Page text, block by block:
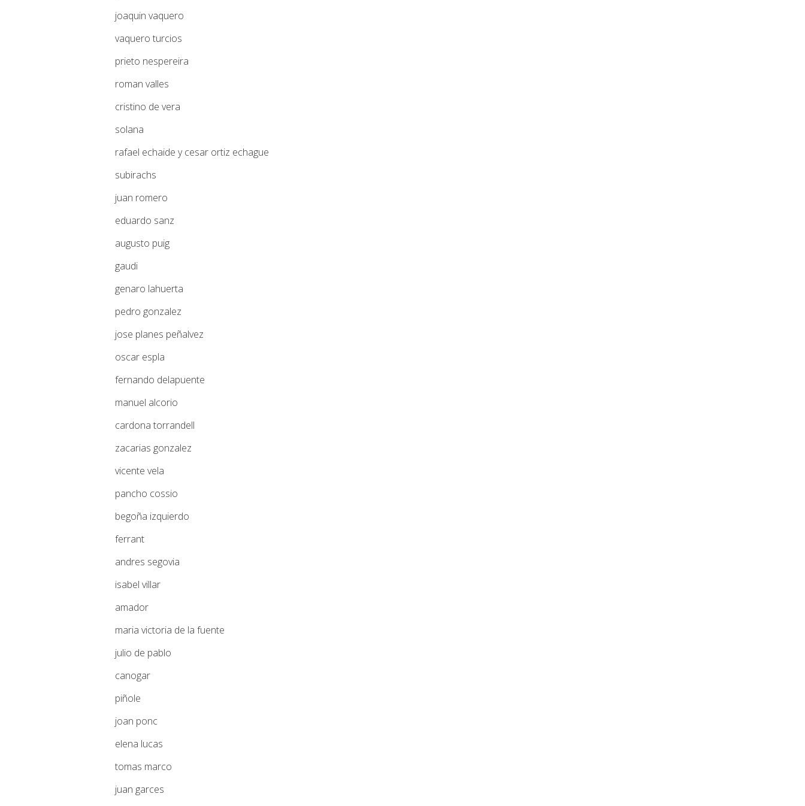
joaquin vaquero
vaquero turcios
prieto nespereira
roman valles
cristino de vera
solana
rafael echaide y cesar ortiz echague
subirachs
juan romero
eduardo sanz
augusto puig
gaudi
genaro lahuerta
pedro gonzalez
jose planes peñalvez
oscar espla
fernando delapuente
manuel alcorio
cardona torrandell
zacarias gonzalez
vicente vela
pancho cossio
begoña izquierdo
ferrant
andres segovia
isabel villar
amador
maria victoria de la fuente
julio de pablo
canogar
piñole
joan ponc
elena lucas
tomas marco
juan garces